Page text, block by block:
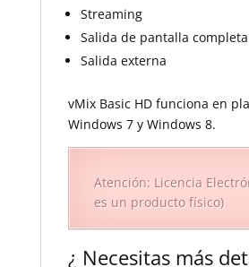
Streaming
Salida de pantalla completa
Salida externa
vMix Basic HD funciona en
Windows 7 y Windows 8.
Atención: Licencia
es un producto físico)
¿ Necesitas más